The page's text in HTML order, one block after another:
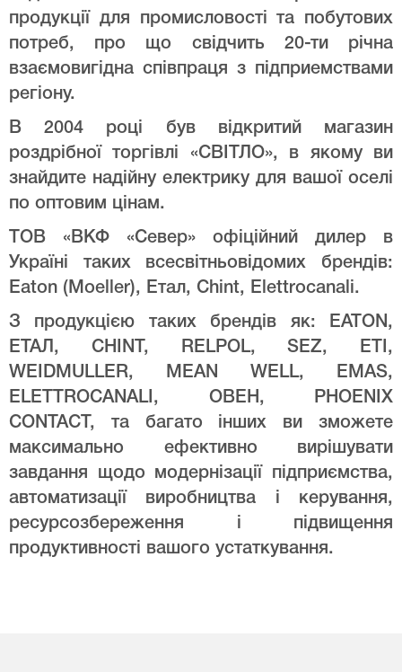
продукції для промисловості та побутових
потреб, про що свідчить 20-ти річна
взаємовигідна співпраця з підприемствами
регіону.
В 2004 році був відкритий магазин
роздрібної торгівлі «СВІТЛО», в якому ви
знайдите надійну електрику для вашої оселі
по оптовим цінам.
ТОВ «ВКФ «Север» офіційний дилер в
Україні таких всесвітньовідомих брендів:
Eaton (Moeller), Етал, Chint, Elettrocanali.
З продукцією таких брендів як: EATON,
ЕТАЛ, CHINT, RELPOL, SEZ, ETI,
WEIDMULLER, MEAN WELL, EMAS,
ELETTROCANALI, ОВЕН, PHOENIX
CONTACT, та багато інших ви зможете
максимально ефективно вирішувати
завдання щодо модернізації підприємства,
автоматизації виробництва і керування,
ресурсозбереження і підвищення
продуктивності вашого устаткування.